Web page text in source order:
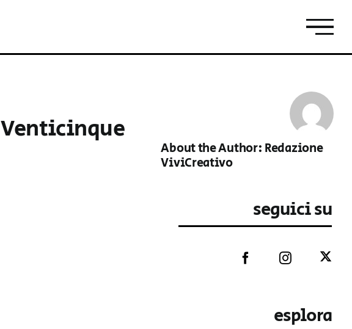
About the Author: Redazione
ViviCreativo
seguici su
esplora